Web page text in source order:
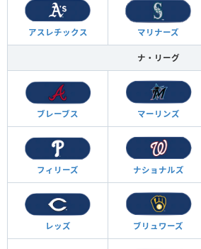
アスレチックス マリナーズ
ナ・リーグ
ブレーブス マーリンズ
フィリーズ ナショナルズ
レッズ ブリュワーズ